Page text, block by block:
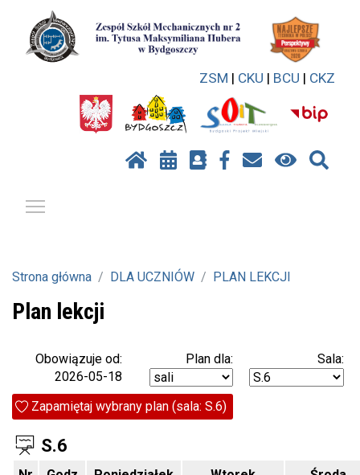
ZSM | CKU | BCU | CKZ
Strona główna DLA UCZNIÓW PLAN LEKCJI
Plan lekcji
Obowiązuje od:
2026-05-18
Plan dla: Sala:
Zapamiętaj wybrany plan (sala: S.6)
S.6